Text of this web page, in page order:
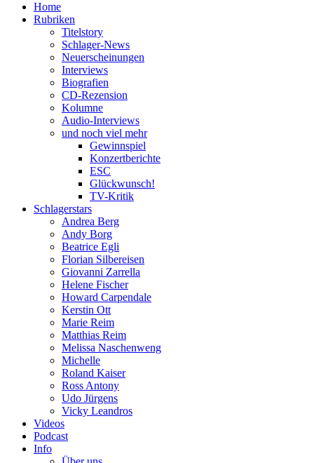
Home
Rubriken
Titelstory
Schlager-News
Neuerscheinungen
Interviews
Biografien
CD-Rezension
Kolumne
Audio-Interviews
und noch viel mehr
Gewinnspiel
Konzertberichte
ESC
Glückwunsch!
TV-Kritik
Schlagerstars
Andrea Berg
Andy Borg
Beatrice Egli
Florian Silbereisen
Giovanni Zarrella
Helene Fischer
Howard Carpendale
Kerstin Ott
Marie Reim
Matthias Reim
Melissa Naschenweng
Michelle
Roland Kaiser
Ross Antony
Udo Jürgens
Vicky Leandros
Videos
Podcast
Info